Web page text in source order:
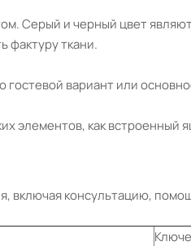
Серый и черный цвет
фактуру ткани.
вариант или
элементов, как
консультацию,